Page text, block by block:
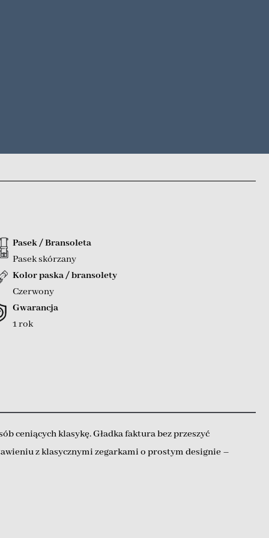
Pasek / Bransoleta
Pasek skórzany
Kolor paska / bransolety
Czerwony
Gwarancja
1 rok
ceniących klasykę. Gładka faktura bez przeszyć
z klasycznymi zegarkami o prostym designie –